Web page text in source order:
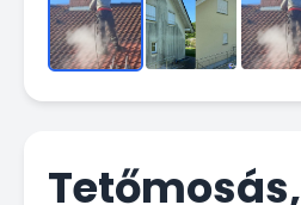
Tetőmosás,